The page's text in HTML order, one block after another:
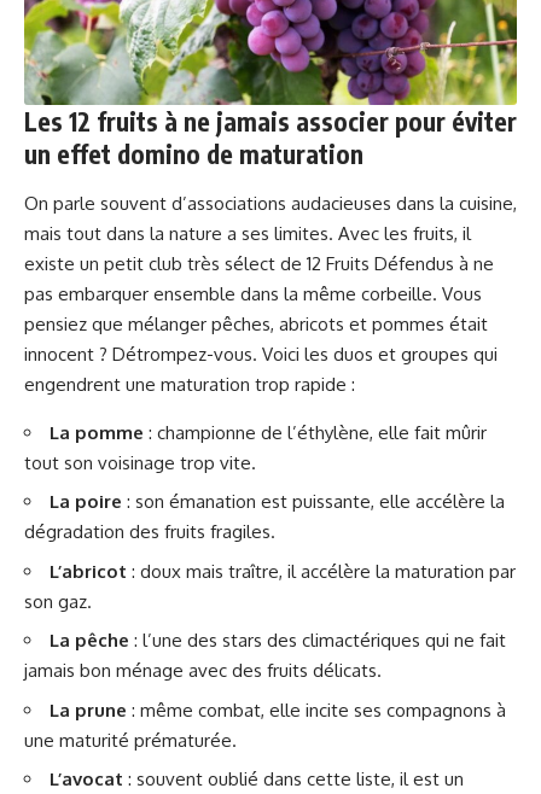
Les 12 fruits à ne jamais associer pour éviter
un effet domino de maturation
On parle souvent d’associations audacieuses dans la cuisine,
mais tout dans la nature a ses limites. Avec les fruits, il
existe un petit club très sélect de 12 Fruits Défendus à ne
pas embarquer ensemble dans la même corbeille. Vous
pensiez que mélanger pêches, abricots et pommes était
innocent ? Détrompez-vous. Voici les duos et groupes qui
engendrent une maturation trop rapide :
La pomme : championne de l’éthylène, elle fait mûrir
tout son voisinage trop vite.
La poire : son émanation est puissante, elle accélère la
dégradation des fruits fragiles.
L’abricot : doux mais traître, il accélère la maturation par
son gaz.
La pêche : l’une des stars des climactériques qui ne fait
jamais bon ménage avec des fruits délicats.
La prune : même combat, elle incite ses compagnons à
une maturité prématurée.
L’avocat : souvent oublié dans cette liste, il est un